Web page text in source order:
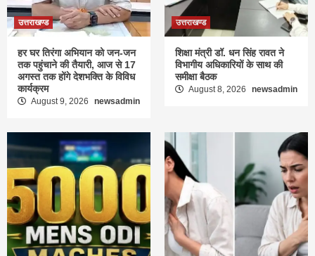
उत्तराखण्ड
हर घर तिरंगा अभियान को जन-जन
तक पहुंचाने की तैयारी, आज से 17
अगस्त तक होंगे देशभक्ति के विविध
कार्यक्रम
August 9, 2026 newsadmin
उत्तराखण्ड
शिक्षा मंत्री डॉ. धन सिंह रावत ने
विभागीय अधिकारियों के साथ की
समीक्षा बैठक
August 8, 2026 newsadmin